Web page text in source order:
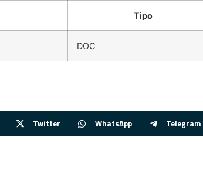
Tipo
DOC
Twitter WhatsApp Telegram